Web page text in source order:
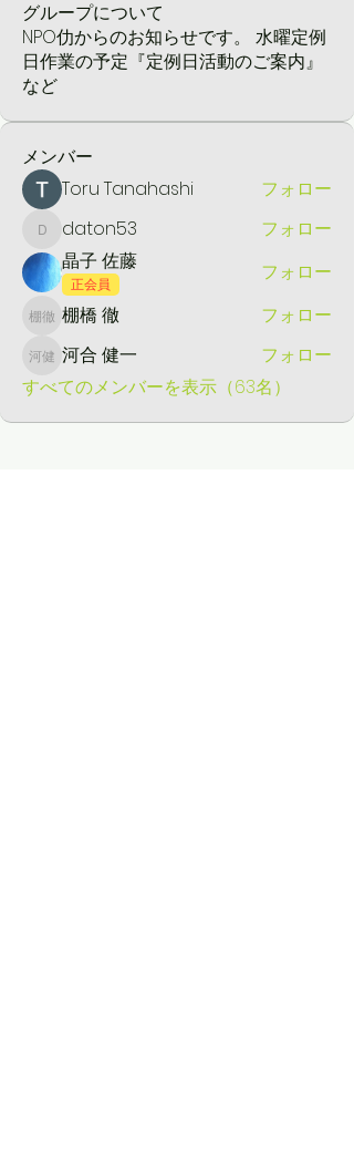
グループについて
NPO仂からのお知らせです。 水曜定例
日作業の予定『定例日活動のご案内』
など
メンバー
Toru Tanahashi フォロー
daton53
daton53
フォロー
晶子 佐藤
正会員 フォロー
棚橋 徹棚橋 徹 フォロー
河合 健一
河合 健一
フォロー
すべてのメンバーを表示（63名）